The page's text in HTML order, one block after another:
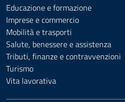
Educazione e formazione
Imprese e commercio
Mobilità e trasporti
Salute, benessere e assistenza
Tributi, finanze e contravvenzioni
Turismo
Vita lavorativa